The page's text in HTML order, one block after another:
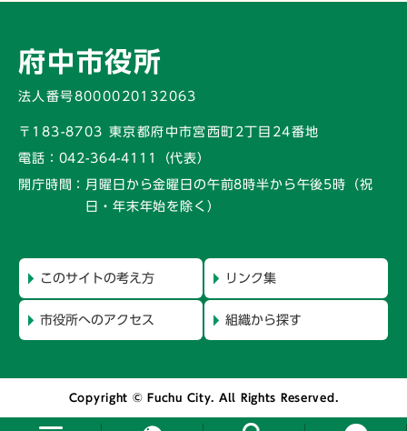
府中市役所
法人番号8000020132063
〒183-8703 東京都府中市宮西町2丁目24番地
電話： 042-364-4111（代表）
開庁時間： 月曜日から金曜日の午前8時半から午後5時 （祝
日・年末年始を除く）
このサイトの考え方 リンク集
市役所へのアクセス 組織から探す
Copyright © Fuchu City. All Rights Reserved.